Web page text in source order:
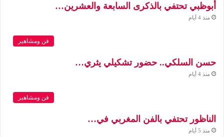
أبوظبي تحتفي بالذكرى السابعة والعشرين…
منذ 4 أيام
فن ومشاهير
حسن السلكي.. حضور تشكيلي يثري…
منذ 4 أيام
فن ومشاهير
الناظور تحتفي بالفن المغربي في…
منذ 5 أيام